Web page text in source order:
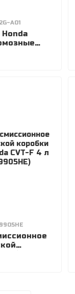
A01
(2012-
2015-
Honda